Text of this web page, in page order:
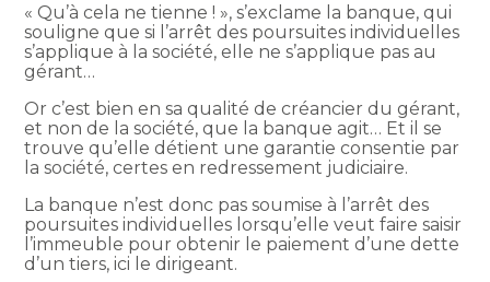
« Qu’à cela ne tienne ! », s’exclame la banque, qui
souligne que si l’arrêt des poursuites individuelles
s’applique à la société, elle ne s’applique pas au
gérant…
Or c’est bien en sa qualité de créancier du gérant,
et non de la société, que la banque agit… Et il se
trouve qu’elle détient une garantie consentie par
la société, certes en redressement judiciaire.
La banque n’est donc pas soumise à l’arrêt des
poursuites individuelles lorsqu’elle veut faire saisir
l’immeuble pour obtenir le paiement d’une dette
d’un tiers, ici le dirigeant.